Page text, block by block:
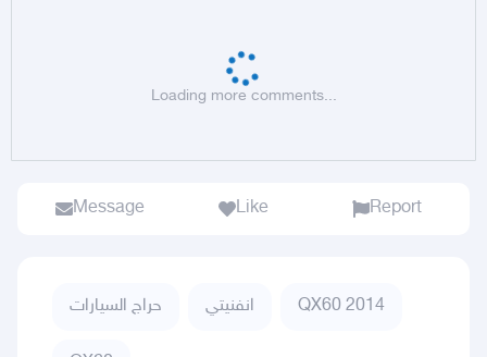
Loading more comments...
Message Like Report
حراج السيارات انفنيتي QX60 2014